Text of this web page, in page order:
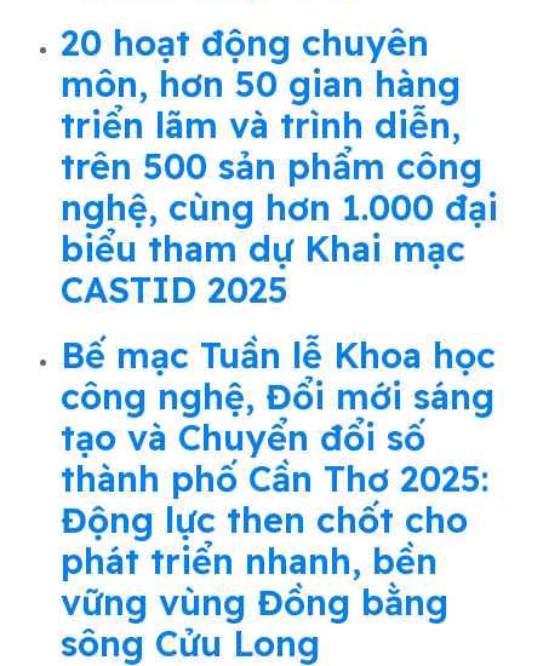
20 hoạt động chuyên
môn, hơn 50 gian hàng
triển lãm và trình diễn,
trên 500 sản phẩm công
nghệ, cùng hơn 1.000 đại
biểu tham dự Khai mạc
CASTID 2025
Bế mạc Tuần lễ Khoa học
công nghệ, Đổi mới sáng
tạo và Chuyển đổi số
thành phố Cần Thơ 2025:
Động lực then chốt cho
phát triển nhanh, bền
vững vùng Đồng bằng
sông Cửu Long